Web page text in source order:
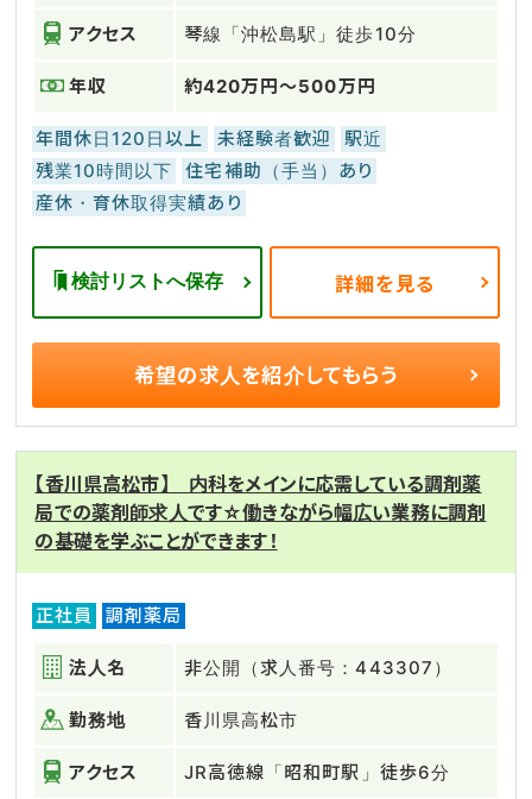
アクセス 琴線「沖松島駅」徒歩10分
年収 約420万円～500万円
年間休日120日以上 未経験者歓迎
駅近
残業10時間以下
住宅補助（手当）あり
産休・育休取得実績あり
検討リストへ保存 詳細を見る
希望の求人を紹介してもらう
【香川県高松市】 内科をメインに応需している調剤薬
局での薬剤師求人です☆働きながら幅広い業務に調剤
の基礎を学ぶことができます！
正社員 調剤薬局
法人名 非公開（求人番号：443307）
勤務地 香川県高松市
アクセス JR高徳線「昭和町駅」徒歩6分